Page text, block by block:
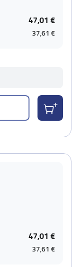
47,01 €
37,61 €
47,01 €
37,61 €